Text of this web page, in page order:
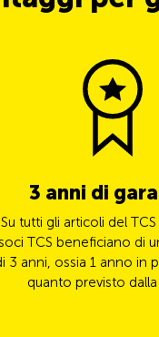
3 anni di
Su tutti gli articoli del
TCS beneficiano di
3 anni, ossia 1 anno in
quanto previsto